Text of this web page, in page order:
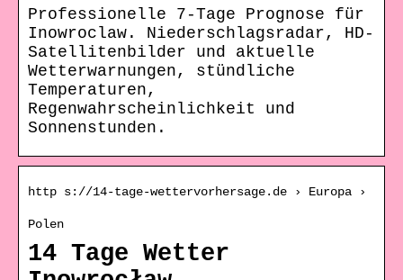
Professionelle 7-Tage Prognose für
Inowroclaw. Niederschlagsradar, HD-
Satellitenbilder und aktuelle
Wetterwarnungen, stündliche
Temperaturen,
Regenwahrscheinlichkeit und
Sonnenstunden.
http s://14-tage-wettervorhersage.de › Europa ›
Polen
14 Tage Wetter